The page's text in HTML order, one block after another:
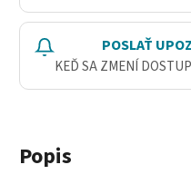
POSLAŤ
KEĎ SA ZMENÍ
Popis